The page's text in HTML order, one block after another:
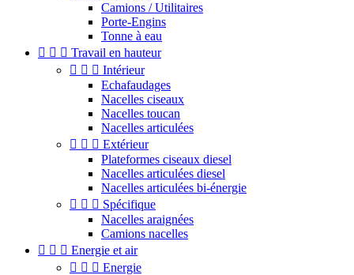
Camions / Utilitaires
Porte-Engins
Tonne à eau
   Travail en hauteur
   Intérieur
Echafaudages
Nacelles ciseaux
Nacelles toucan
Nacelles articulées
   Extérieur
Plateformes ciseaux diesel
Nacelles articulées diesel
Nacelles articulées bi-énergie
   Spécifique
Nacelles araignées
Camions nacelles
   Energie et air
   Energie